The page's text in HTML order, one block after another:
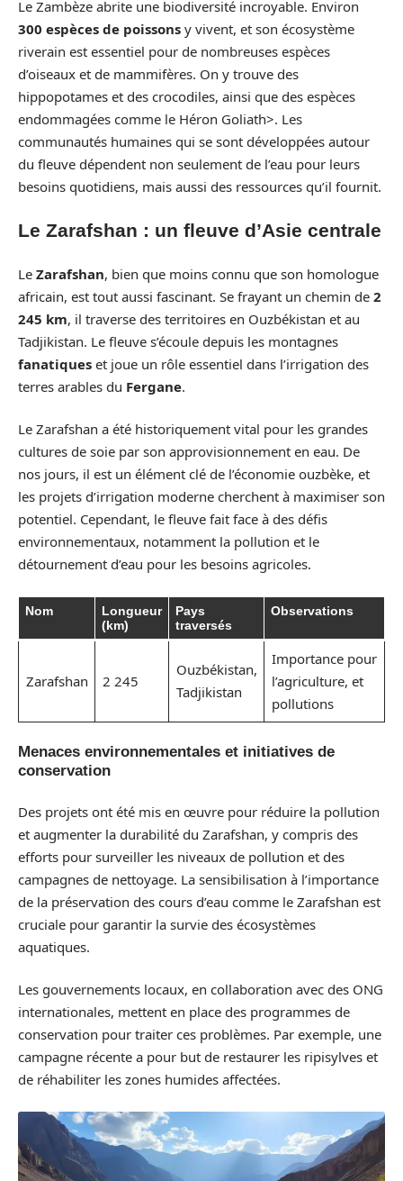
Le Zambèze abrite une biodiversité incroyable. Environ
300 espèces de poissons y vivent, et son écosystème
riverain est essentiel pour de nombreuses espèces
d’oiseaux et de mammifères. On y trouve des
hippopotames et des crocodiles, ainsi que des espèces
endommagées comme le Héron Goliath>. Les
communautés humaines qui se sont développées autour
du fleuve dépendent non seulement de l’eau pour leurs
besoins quotidiens, mais aussi des ressources qu’il fournit.
Le Zarafshan : un fleuve d’Asie centrale
Le Zarafshan, bien que moins connu que son homologue
africain, est tout aussi fascinant. Se frayant un chemin de 2
245 km, il traverse des territoires en Ouzbékistan et au
Tadjikistan. Le fleuve s’écoule depuis les montagnes
fanatiques et joue un rôle essentiel dans l’irrigation des
terres arables du Fergane.
Le Zarafshan a été historiquement vital pour les grandes
cultures de soie par son approvisionnement en eau. De
nos jours, il est un élément clé de l’économie ouzbèke, et
les projets d’irrigation moderne cherchent à maximiser son
potentiel. Cependant, le fleuve fait face à des défis
environnementaux, notamment la pollution et le
détournement d’eau pour les besoins agricoles.
Nom
Longueur
(km)
Pays
traversés
Observations
Zarafshan 2 245
Ouzbékistan,
Tadjikistan
Importance pour
l’agriculture, et
pollutions
Menaces environnementales et initiatives de
conservation
Des projets ont été mis en œuvre pour réduire la pollution
et augmenter la durabilité du Zarafshan, y compris des
efforts pour surveiller les niveaux de pollution et des
campagnes de nettoyage. La sensibilisation à l’importance
de la préservation des cours d’eau comme le Zarafshan est
cruciale pour garantir la survie des écosystèmes
aquatiques.
Les gouvernements locaux, en collaboration avec des ONG
internationales, mettent en place des programmes de
conservation pour traiter ces problèmes. Par exemple, une
campagne récente a pour but de restaurer les ripisylves et
de réhabiliter les zones humides affectées.